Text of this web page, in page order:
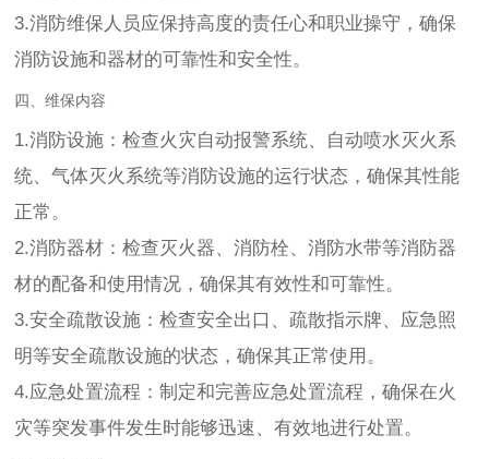
3.消防维保人员应保持高度的责任心和职业操守，确保
消防设施和器材的可靠性和安全性。
四、维保内容
1.消防设施：检查火灾自动报警系统、自动喷水灭火系
统、气体灭火系统等消防设施的运行状态，确保其性能
正常。
2.消防器材：检查灭火器、消防栓、消防水带等消防器
材的配备和使用情况，确保其有效性和可靠性。
3.安全疏散设施：检查安全出口、疏散指示牌、应急照
明等安全疏散设施的状态，确保其正常使用。
4.应急处置流程：制定和完善应急处置流程，确保在火
灾等突发事件发生时能够迅速、有效地进行处置。